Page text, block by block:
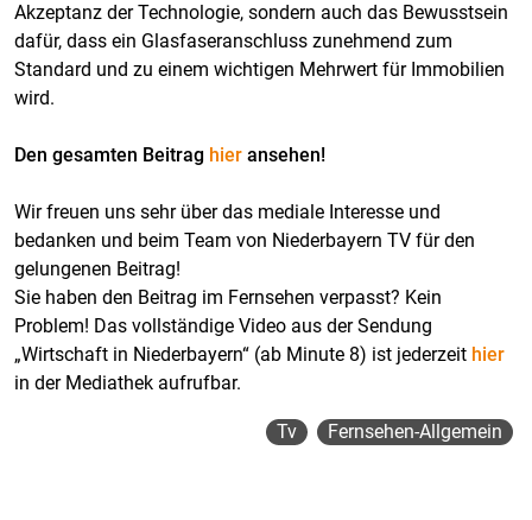
Akzeptanz der Technologie, sondern auch das Bewusstsein
dafür, dass ein Glasfaseranschluss zunehmend zum
Standard und zu einem wichtigen Mehrwert für Immobilien
wird.
Den gesamten Beitrag hier ansehen!
Wir freuen uns sehr über das mediale Interesse und
bedanken und beim Team von Niederbayern TV für den
gelungenen Beitrag!
Sie haben den Beitrag im Fernsehen verpasst? Kein
Problem! Das vollständige Video aus der Sendung
„Wirtschaft in Niederbayern“ (ab Minute 8) ist jederzeit hier
in der Mediathek aufrufbar.
Tv Fernsehen-Allgemein